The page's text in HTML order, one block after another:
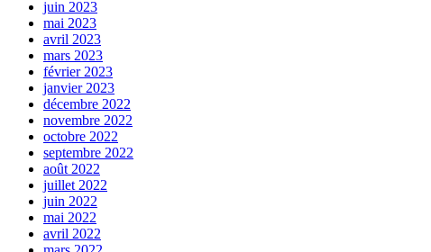
juin 2023
mai 2023
avril 2023
mars 2023
février 2023
janvier 2023
décembre 2022
novembre 2022
octobre 2022
septembre 2022
août 2022
juillet 2022
juin 2022
mai 2022
avril 2022